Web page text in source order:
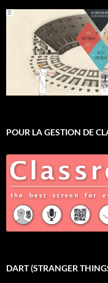
POUR LA GESTION DE
DART (STRANGER